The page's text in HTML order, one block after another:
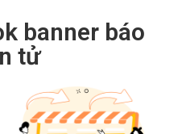
banner báo
tử